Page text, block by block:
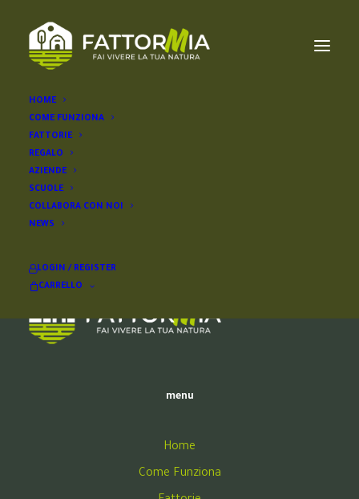
HOME
COME FUNZIONA
FATTORIE
REGALO
AZIENDE
SCUOLE
COLLABORA CON NOI
NEWS
LOGIN / REGISTER
CARRELLO
menu
Home
Come Funziona